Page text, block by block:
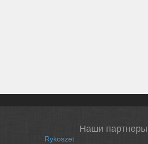
Наши
Rykoszet